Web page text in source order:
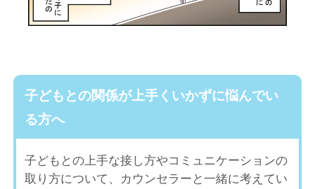
子どもとの関係が上手くいかずに悩んでい
る方へ
子どもとの上手な接し方やコミュニケーションの
取り方について、カウンセラーと一緒に考えてい